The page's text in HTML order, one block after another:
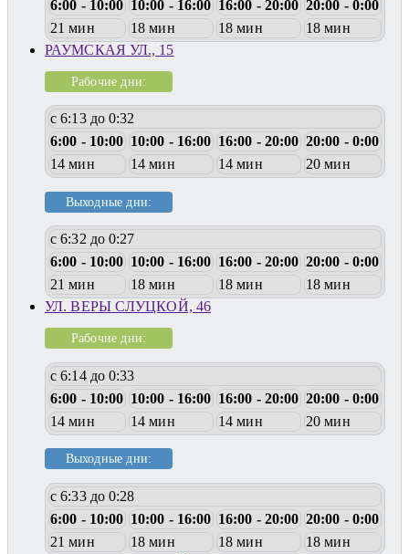
6:00 - 10:00 10:00 - 16:00 16:00 - 20:00 20:00 - 0:00
21 мин
18 мин 18 мин
18 мин
РАУМСКАЯ УЛ., 15
Рабочие дни:
с 6:13 до 0:32
6:00 - 10:00 10:00 - 16:00 16:00 - 20:00 20:00 - 0:00
14 мин
14 мин 14 мин 20 мин
Выходные дни:
с 6:32 до 0:27
6:00 - 10:00 10:00 - 16:00 16:00 - 20:00 20:00 - 0:00
21 мин
18 мин 18 мин
18 мин
УЛ. ВЕРЫ СЛУЦКОЙ, 46
Рабочие дни:
с 6:14 до 0:33
6:00 - 10:00 10:00 - 16:00 16:00 - 20:00 20:00 - 0:00
14 мин
14 мин 14 мин 20 мин
Выходные дни:
с 6:33 до 0:28
6:00 - 10:00 10:00 - 16:00 16:00 - 20:00 20:00 - 0:00
21 мин
18 мин 18 мин
18 мин